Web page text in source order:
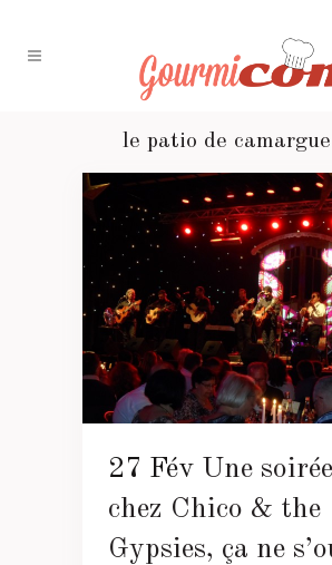
le patio de
27 Fév Une soirée
chez Chico & the
Gypsies, ça ne